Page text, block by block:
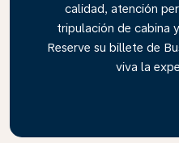
calidad, atención
tripulación de cabina
Reserve su billete de
viva la